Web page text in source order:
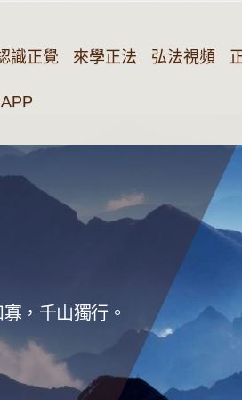
識正覺 來學正法 弘法視頻
，千山獨行。